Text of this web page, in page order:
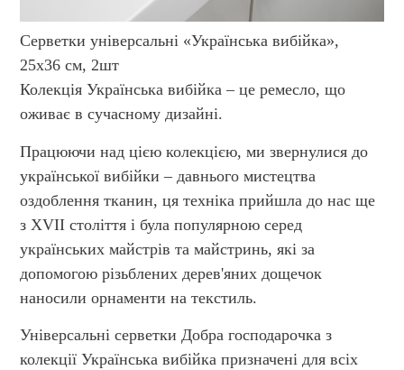
Серветки універсальні «Українська вибійка»,
25х36 см, 2шт
Колекція Українська вибійка – це ремесло, що
оживає в сучасному дизайні.
Працюючи над цією колекцією, ми звернулися до
української вибійки – давнього мистецтва
оздоблення тканин, ця техніка прийшла до нас ще
з XVII століття і була популярною серед
українських майстрів та майстринь, які за
допомогою різьблених дерев'яних дощечок
наносили орнаменти на текстиль.
Універсальні серветки Добра господарочка з
колекції Українська вибійка призначені для всіх